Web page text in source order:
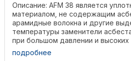
Описание: AFM 38 является
материалом, не содержащим
арамидные волокна и другие
температуры заменители
при большом давлении и высоких
подробнее